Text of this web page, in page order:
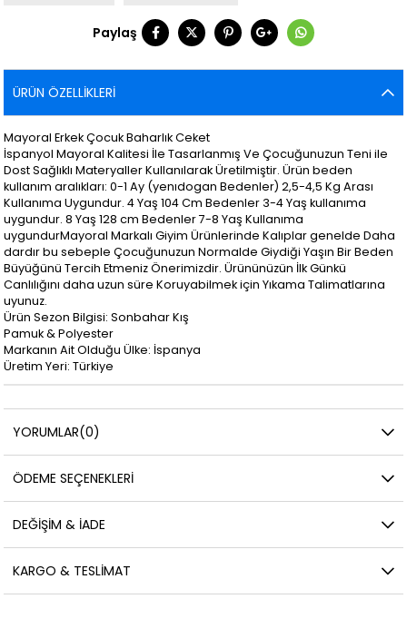
Paylaş
ÜRÜN ÖZELLIKLERI
Mayoral Erkek Çocuk Baharlık Ceket
İspanyol Mayoral Kalitesi İle Tasarlanmış Ve Çocuğunuzun Teni ile
Dost Sağlıklı Materyaller Kullanılarak Üretilmiştir. Ürün beden
kullanım aralıkları: 0-1 Ay (yenıdogan Bedenler) 2,5-4,5 Kg Arası
Kullanıma Uygundur. 4 Yaş 104 Cm Bedenler 3-4 Yaş kullanıma
uygundur. 8 Yaş 128 cm Bedenler 7-8 Yaş Kullanıma
uygundurMayoral Markalı Giyim Ürünlerinde Kalıplar genelde Daha
dardır bu sebeple Çocuğunuzun Normalde Giydiği Yaşın Bir Beden
Büyüğünü Tercih Etmeniz Önerimizdir. Ürününüzün İlk Günkü
Canlılığını daha uzun süre Koruyabilmek için Yıkama Talimatlarına
uyunuz.
Ürün Sezon Bilgisi: Sonbahar Kış
Pamuk & Polyester
Markanın Ait Olduğu Ülke: İspanya
Üretim Yeri: Türkiye
YORUMLAR(0)
ÖDEME SEÇENEKLERI
DEĞIŞIM & İADE
KARGO & TESLIMAT